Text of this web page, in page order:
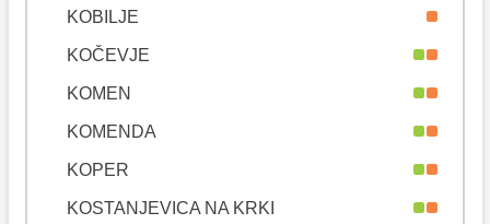
KOBILJE
KOČEVJE
KOMEN
KOMENDA
KOPER
KOSTANJEVICA NA KRKI